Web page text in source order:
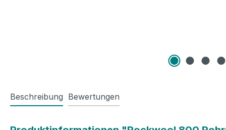
Beschreibung Bewertungen